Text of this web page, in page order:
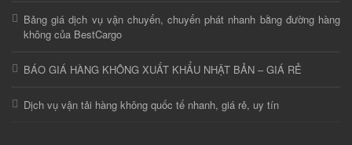
Bảng giá dịch vụ vận chuyển, chuyển phát nhanh bằng đường hàng
không của BestCargo
BÁO GIÁ HÀNG KHÔNG XUẤT KHẨU NHẬT BẢN – GIÁ RẺ
Dịch vụ vận tải hàng không quốc tế nhanh, giá rẻ, uy tín